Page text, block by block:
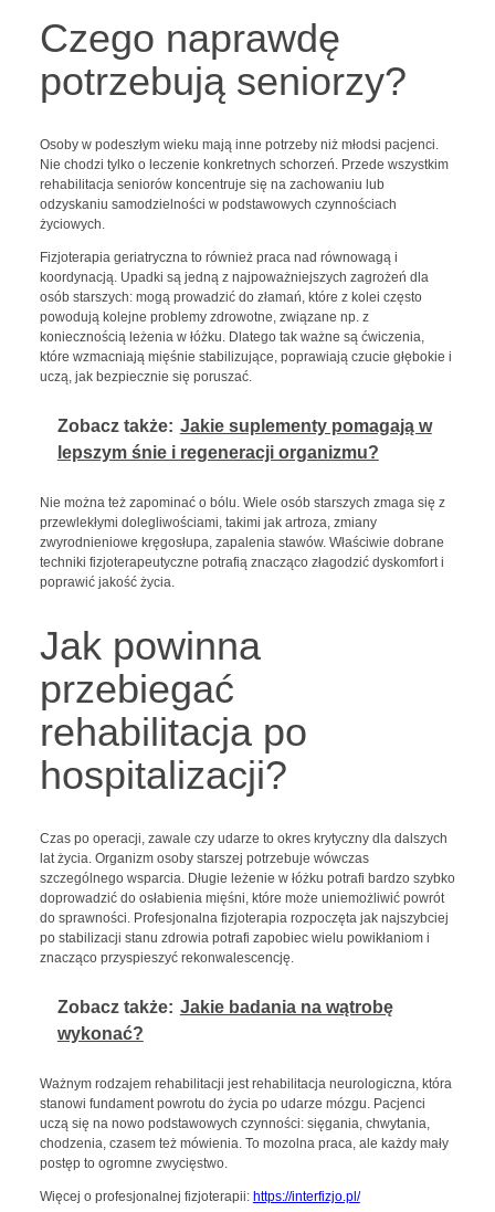
Czego naprawdę
potrzebują seniorzy?
Osoby w podeszłym wieku mają inne potrzeby niż młodsi pacjenci.
Nie chodzi tylko o leczenie konkretnych schorzeń. Przede wszystkim
rehabilitacja seniorów koncentruje się na zachowaniu lub
odzyskaniu samodzielności w podstawowych czynnościach
życiowych.
Fizjoterapia geriatryczna to również praca nad równowagą i
koordynacją. Upadki są jedną z najpoważniejszych zagrożeń dla
osób starszych: mogą prowadzić do złamań, które z kolei często
powodują kolejne problemy zdrowotne, związane np. z
koniecznością leżenia w łóżku. Dlatego tak ważne są ćwiczenia,
które wzmacniają mięśnie stabilizujące, poprawiają czucie głębokie i
uczą, jak bezpiecznie się poruszać.
Zobacz także: Jakie suplementy pomagają w
lepszym śnie i regeneracji organizmu?
Nie można też zapominać o bólu. Wiele osób starszych zmaga się z
przewlekłymi dolegliwościami, takimi jak artroza, zmiany
zwyrodnieniowe kręgosłupa, zapalenia stawów. Właściwie dobrane
techniki fizjoterapeutyczne potrafią znacząco złagodzić dyskomfort i
poprawić jakość życia.
Jak powinna
przebiegać
rehabilitacja po
hospitalizacji?
Czas po operacji, zawale czy udarze to okres krytyczny dla dalszych
lat życia. Organizm osoby starszej potrzebuje wówczas
szczególnego wsparcia. Długie leżenie w łóżku potrafi bardzo szybko
doprowadzić do osłabienia mięśni, które może uniemożliwić powrót
do sprawności. Profesjonalna fizjoterapia rozpoczęta jak najszybciej
po stabilizacji stanu zdrowia potrafi zapobiec wielu powikłaniom i
znacząco przyspieszyć rekonwalescencję.
Zobacz także: Jakie badania na wątrobę
wykonać?
Ważnym rodzajem rehabilitacji jest rehabilitacja neurologiczna, która
stanowi fundament powrotu do życia po udarze mózgu. Pacjenci
uczą się na nowo podstawowych czynności: sięgania, chwytania,
chodzenia, czasem też mówienia. To mozolna praca, ale każdy mały
postęp to ogromne zwycięstwo.
Więcej o profesjonalnej fizjoterapii: https://interfizjo.pl/